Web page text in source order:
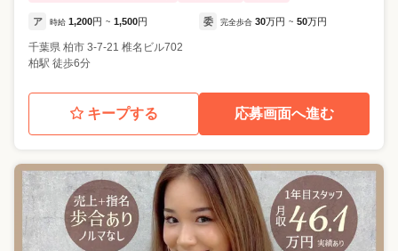
ア 時給 1,200円 ~ 1,500円 委 完全歩合 30万円 ~ 50万円
千葉県 柏市 3-7-21 椎名ビル702
柏駅 徒歩6分
キープする 応募画面へ進む